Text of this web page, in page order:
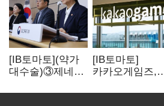
[IB토마토](약가
대수술)③제네릭
'뚝'…등재전략
[IB토마토]
카카오게임즈,
80억 지원…웹3